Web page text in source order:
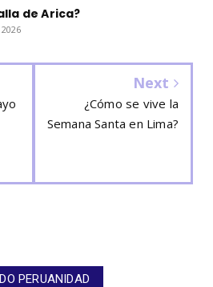
de Arica?
Next
¿Cómo se vive la
Semana Santa en Lima?
PERUANIDAD